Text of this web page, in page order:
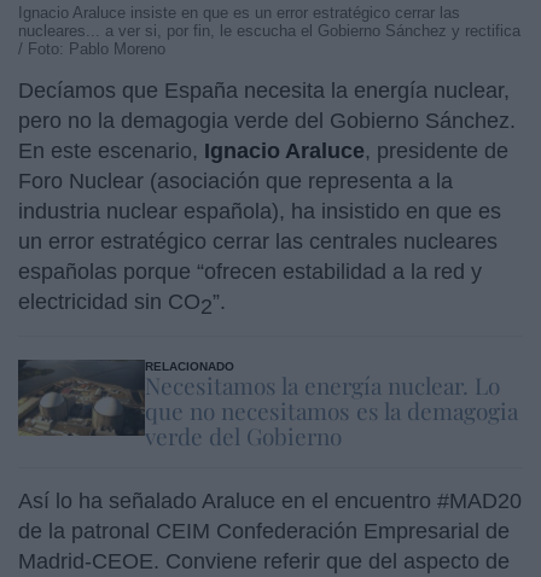
Ignacio Araluce insiste en que es un error estratégico cerrar las
nucleares... a ver si, por fin, le escucha el Gobierno Sánchez y rectifica
/ Foto: Pablo Moreno
Decíamos que España necesita la energía nuclear,
pero no la demagogia verde del Gobierno Sánchez.
En este escenario, Ignacio Araluce, presidente de
Foro Nuclear (asociación que representa a la
industria nuclear española), ha insistido en que es
un error estratégico cerrar las centrales nucleares
españolas porque “ofrecen estabilidad a la red y
electricidad sin CO2”.
RELACIONADO
Necesitamos la energía nuclear. Lo
que no necesitamos es la demagogia
verde del Gobierno
Así lo ha señalado Araluce en el encuentro #MAD20
de la patronal CEIM Confederación Empresarial de
Madrid-CEOE. Conviene referir que del aspecto de